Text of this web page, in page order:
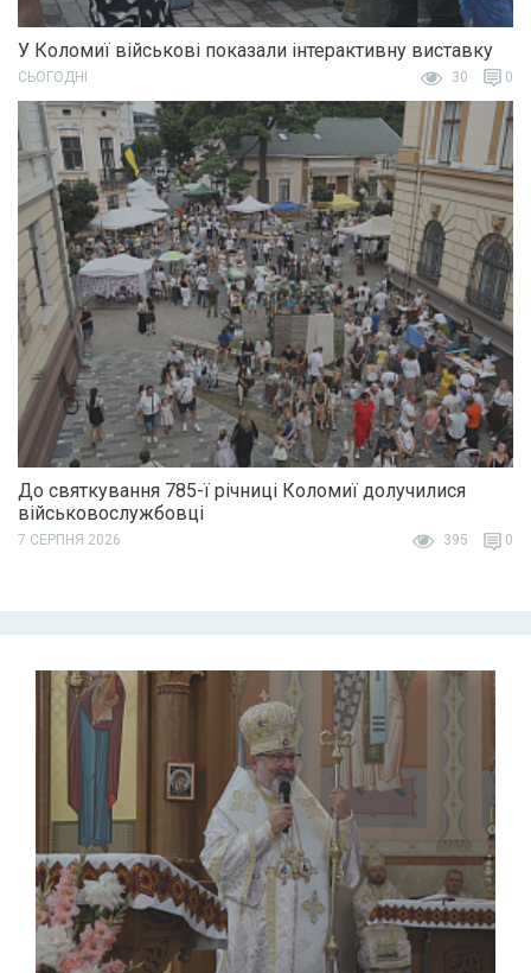
У Коломиї військові показали інтерактивну виставку
СЬОГОДНІ 30 0
До святкування 785-ї річниці Коломиї долучилися
військовослужбовці
7 СЕРПНЯ 2026 395 0